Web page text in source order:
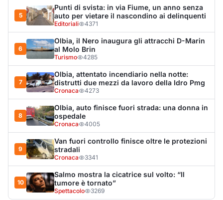
Cronaca 3341
10
Salmo mostra la cicatrice sul volto: “Il
tumore è tornato”
Spettacolo 3269